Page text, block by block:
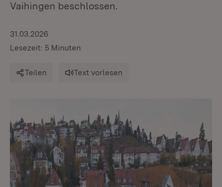
Vaihingen beschlossen.
31.03.2026
Lesezeit: 5 Minuten
Teilen Text vorlesen